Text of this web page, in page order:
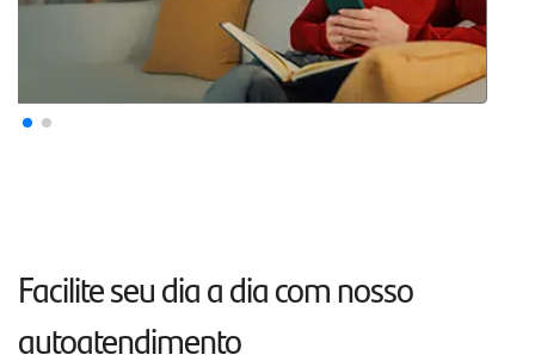
Facilite seu dia a dia com nosso
autoatendimento